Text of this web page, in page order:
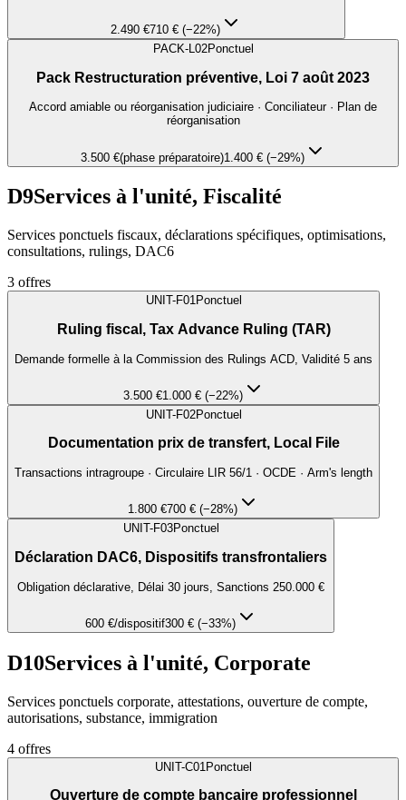
2.490 €710 € (−22%)
PACK-L02Ponctuel
Pack Restructuration préventive, Loi 7 août 2023
Accord amiable ou réorganisation judiciaire · Conciliateur · Plan de
réorganisation
3.500 €(phase préparatoire)1.400 € (−29%)
D9Services à l'unité, Fiscalité
Services ponctuels fiscaux, déclarations spécifiques, optimisations,
consultations, rulings, DAC6
3 offres
UNIT-F01Ponctuel
Ruling fiscal, Tax Advance Ruling (TAR)
Demande formelle à la Commission des Rulings ACD, Validité 5 ans
3.500 €1.000 € (−22%)
UNIT-F02Ponctuel
Documentation prix de transfert, Local File
Transactions intragroupe · Circulaire LIR 56/1 · OCDE · Arm's length
1.800 €700 € (−28%)
UNIT-F03Ponctuel
Déclaration DAC6, Dispositifs transfrontaliers
Obligation déclarative, Délai 30 jours, Sanctions 250.000 €
600 €/dispositif300 € (−33%)
D10Services à l'unité, Corporate
Services ponctuels corporate, attestations, ouverture de compte,
autorisations, substance, immigration
4 offres
UNIT-C01 Ponctuel
Ouverture de compte bancaire professionnel